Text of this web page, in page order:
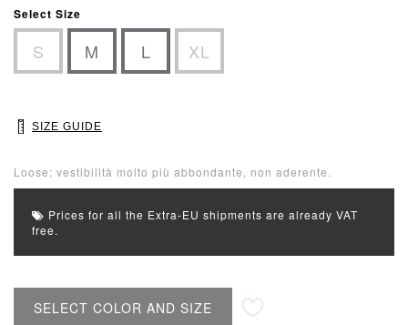
Select Size
S M L XL
SIZE GUIDE
Loose: vestibilità molto più abbondante, non aderente.
Prices for all the Extra-EU shipments are already VAT
free.
SELECT COLOR AND SIZE